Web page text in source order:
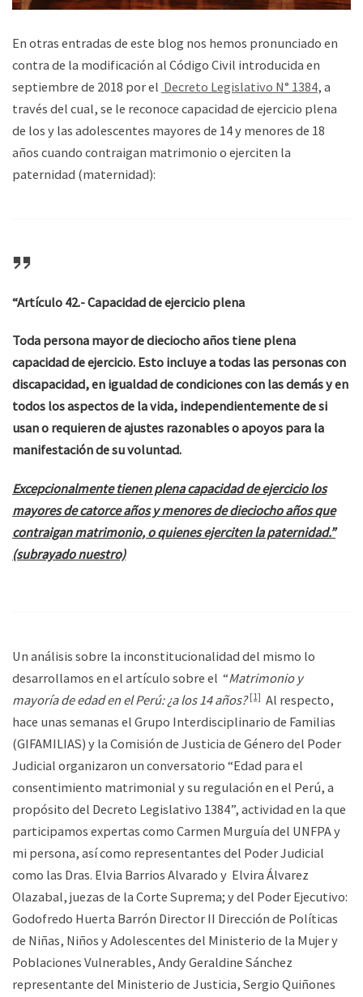
En otras entradas de este blog nos hemos pronunciado en
contra de la modificación al Código Civil introducida en
septiembre de 2018 por el Decreto Legislativo N° 1384, a
través del cual, se le reconoce capacidad de ejercicio plena
de los y las adolescentes mayores de 14 y menores de 18
años cuando contraigan matrimonio o ejerciten la
paternidad (maternidad):
“Artículo 42.- Capacidad de ejercicio plena
Toda persona mayor de dieciocho años tiene plena
capacidad de ejercicio. Esto incluye a todas las personas con
discapacidad, en igualdad de condiciones con las demás y en
todos los aspectos de la vida, independientemente de si
usan o requieren de ajustes razonables o apoyos para la
manifestación de su voluntad.
Excepcionalmente tienen plena capacidad de ejercicio los
mayores de catorce años y menores de dieciocho años que
contraigan matrimonio, o quienes ejerciten la paternidad.”
(subrayado nuestro)
Un análisis sobre la inconstitucionalidad del mismo lo
desarrollamos en el artículo sobre el “Matrimonio y
mayoría de edad en el Perú: ¿a los 14 años? [1] Al respecto,
hace unas semanas el Grupo Interdisciplinario de Familias
(GIFAMILIAS) y la Comisión de Justicia de Género del Poder
Judicial organizaron un conversatorio “Edad para el
consentimiento matrimonial y su regulación en el Perú, a
propósito del Decreto Legislativo 1384”, actividad en la que
participamos expertas como Carmen Murguía del UNFPA y
mi persona, así como representantes del Poder Judicial
como las Dras. Elvia Barrios Alvarado y Elvira Álvarez
Olazabal, juezas de la Corte Suprema; y del Poder Ejecutivo:
Godofredo Huerta Barrón Director II Dirección de Políticas
de Niñas, Niños y Adolescentes del Ministerio de la Mujer y
Poblaciones Vulnerables, Andy Geraldine Sánchez
representante del Ministerio de Justicia, Sergio Quiñones